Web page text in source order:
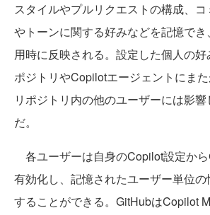
スタイルやプルリクエストの構成、
やトーンに関する好みなどを記憶で
用時に反映される。設定した個人の好
ポジトリやCopilotエージェントにまた
リポジトリ内の他のユーザーには影
だ。
各ユーザーは自身のCopilot設定か
有効化し、記憶されたユーザー単位
することができる。GitHubはCopilot